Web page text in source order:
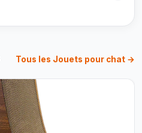
Tous les Jouets pour chat →